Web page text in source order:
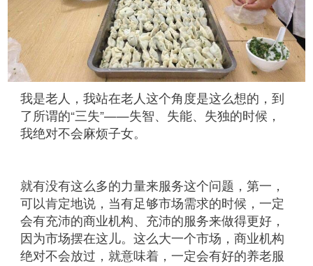
我是老人，我站在老人这个角度是这么想的，到
了所谓的“三失”——失智、失能、失独的时候，
我绝对不会麻烦子女。
就有没有这么多的力量来服务这个问题，第一，
可以肯定地说，当有足够市场需求的时候，一定
会有充沛的商业机构、充沛的服务来做得更好，
因为市场摆在这儿。这么大一个市场，商业机构
绝对不会放过，就意味着，一定会有好的养老服